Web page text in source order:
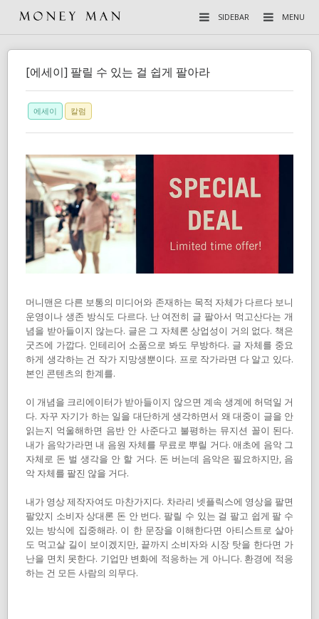
MENU
SIDEBAR
[에세이] 팔릴 수 있는 걸 쉽게 팔아라
에세이 칼럼
머니맨은 다른 보통의 미디어와 존재하는 목적 자체가 다르다 보니
운영이나 생존 방식도 다르다. 난 여전히 글 팔아서 먹고산다는 개
념을 받아들이지 않는다. 글은 그 자체론 상업성이 거의 없다. 책은
굿즈에 가깝다. 인테리어 소품으로 봐도 무방하다. 글 자체를 중요
하게 생각하는 건 작가 지망생뿐이다. 프로 작가라면 다 알고 있다.
본인 콘텐츠의 한계를.
이 개념을 크리에이터가 받아들이지 않으면 계속 생계에 허덕일 거
다. 자꾸 자기가 하는 일을 대단하게 생각하면서 왜 대중이 글을 안
읽는지 억울해하면 음반 안 사준다고 불평하는 뮤지션 꼴이 된다.
내가 음악가라면 내 음원 자체를 무료로 뿌릴 거다. 애초에 음악 그
자체로 돈 벌 생각을 안 할 거다. 돈 버는데 음악은 필요하지만, 음
악 자체를 팔진 않을 거다.
내가 영상 제작자여도 마찬가지다. 차라리 넷플릭스에 영상을 팔면
팔았지 소비자 상대론 돈 안 번다. 팔릴 수 있는 걸 팔고 쉽게 팔 수
있는 방식에 집중해라. 이 한 문장을 이해한다면 아티스트로 살아
도 먹고살 길이 보이겠지만, 끝까지 소비자와 시장 탓을 한다면 가
난을 면치 못한다. 기업만 변화에 적응하는 게 아니다. 환경에 적응
하는 건 모든 사람의 의무다.